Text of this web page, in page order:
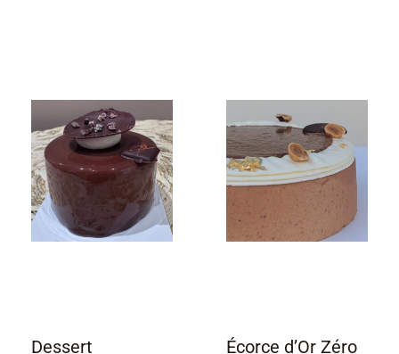
Dessert
Écorce d’Or Zéro